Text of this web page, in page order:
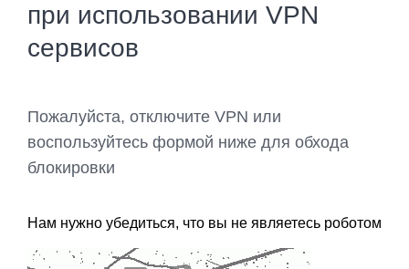
при использовании VPN
сервисов
Пожалуйста, отключите VPN или
воспользуйтесь формой ниже для обхода
блокировки
Нам нужно убедиться, что вы не являетесь роботом